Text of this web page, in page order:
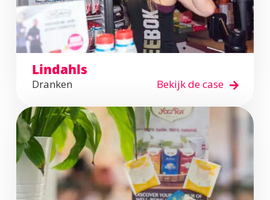
Lindahls
Dranken Bekijk de case